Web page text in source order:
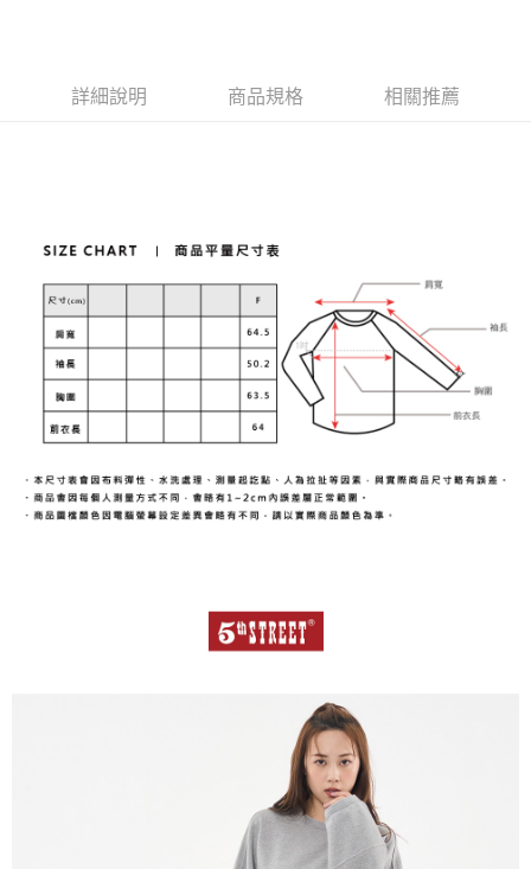
詳細說明 商品規格 相關推薦